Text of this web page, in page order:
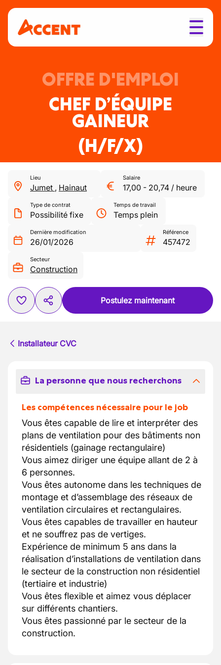
OFFRE D'EMPLOI
CHEF D’ÉQUIPE
GAINEUR
(H/F/X)
Lieu
Jumet , Hainaut
Salaire
17,00 - 20,74 / heure
Type de contrat
Possibilité fixe
Temps de travail
Temps plein
Dernière modification
26/01/2026
Référence
457472
Secteur
Construction
Postulez maintenant
Installateur CVC
La personne que nous recherchons
Les compétences nécessaire pour le job
Vous êtes capable de lire et interpréter des
plans de ventilation pour des bâtiments non
résidentiels (gainage rectangulaire)
Vous aimez diriger une équipe allant de 2 à
6 personnes.
Vous êtes autonome dans les techniques de
montage et d’assemblage des réseaux de
ventilation circulaires et rectangulaires.
Vous êtes capables de travailler en hauteur
et ne souffrez pas de vertiges.
Expérience de minimum 5 ans dans la
réalisation d’installations de ventilation dans
le secteur de la construction non résidentiel
(tertiaire et industrie)
Vous êtes flexible et aimez vous déplacer
sur différents chantiers.
Vous êtes passionné par le secteur de la
construction.